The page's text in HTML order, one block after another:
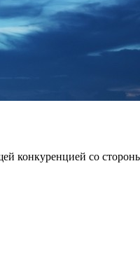
конкуренцией со